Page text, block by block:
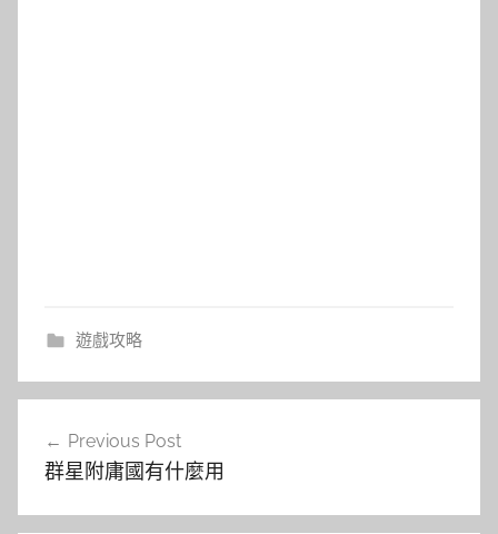
遊戲攻略
章
Previous Post
群星附庸國有什麼用